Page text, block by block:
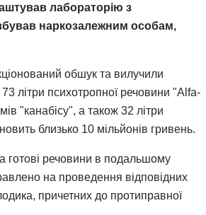
лабораторію з
наркозалежним особам,
обшук та вилучили
літри психотропної речовини "Alfa-
"канабісу", а також 32 літри
близько 10 мільйонів гривень.
готові речовини в подальшому
на проведення відповідних
причетних до протиправної